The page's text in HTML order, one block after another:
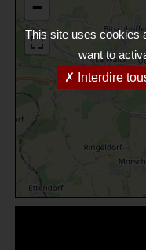
−
This site uses cookies
want to
✗ Interdire